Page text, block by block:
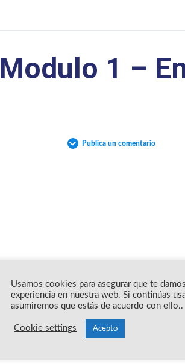
Modulo 1 –
Publica un comentario
Usamos cookies para asegurar que te
experiencia en nuestra web. Si continúas
asumiremos que estás de acuerdo con ello..
Cookie settings Acepto